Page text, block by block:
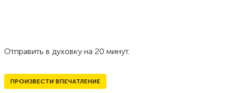
Отправить в духовку на 20 минут.
ПРОИЗВЕСТИ ВПЕЧАТЛЕНИЕ